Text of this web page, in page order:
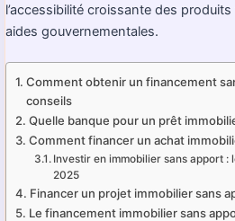
l’accessibilité croissante des
aides gouvernementales.
Comment obtenir un financement
conseils
Quelle banque pour un prêt
Comment financer un achat
Investir en immobilier sans apport :
2025
Financer un projet immobilier sans
Le financement immobilier sans